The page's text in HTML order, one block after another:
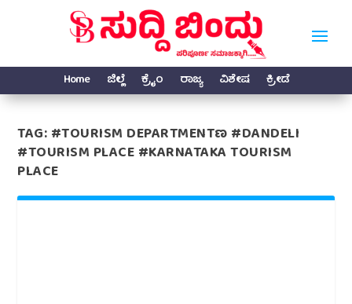
Home ಜಿಲ್ಲೆ ಕ್ರೈಂ ರಾಜ್ಯ ವಿಶೇಷ ಕ್ರೀಡೆ
TAG:#TOURISM DEPARTMENTಣ #DANDELI
#TOURISM PLACE #KARNATAKA TOURISM
PLACE